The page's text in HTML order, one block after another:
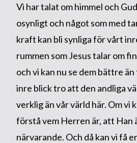
Vi har talat om himmel och
osynligt och något som med
kraft kan bli synliga för vårt
rummen som Jesus talar om
och vi kan nu se dem bättre
inre blick tro att den andliga
verklig än vår värld här. Om vi
förstå vem Herren är, att Han
närvarande. Och då kan vi få